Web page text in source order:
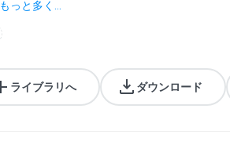
もっと多く...
ライブラリへ ダウンロード